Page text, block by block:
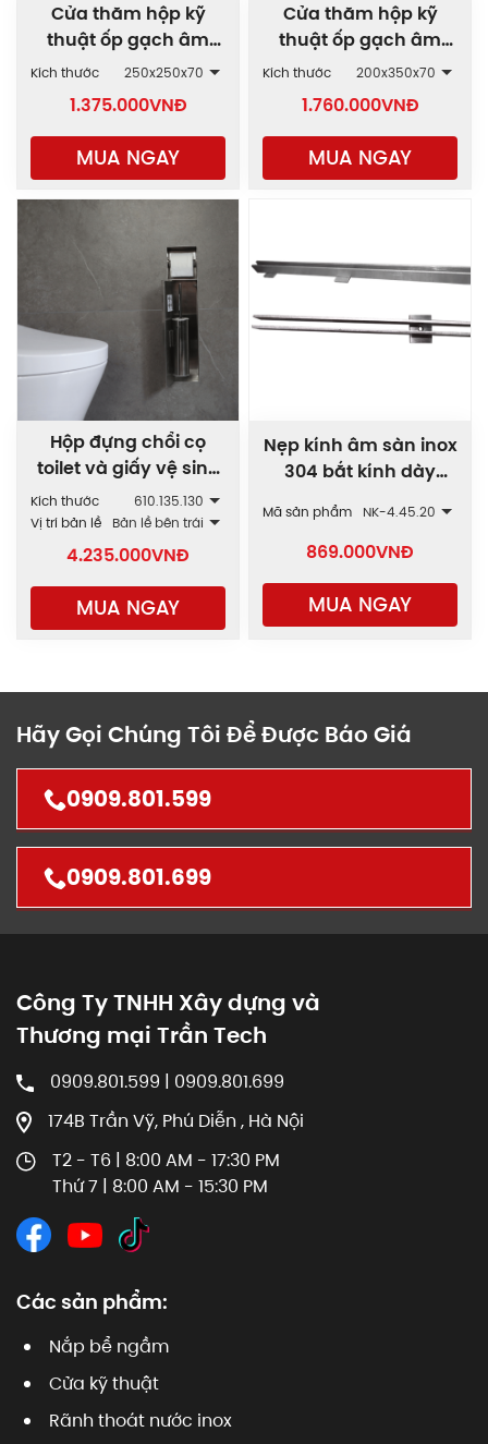
Cửa thăm hộp kỹ
thuật ốp gạch âm
tường 1 cánh AWD-1C
Kích thước 250x250x70
1.375.000VNĐ
MUA NGAY
Cửa thăm hộp kỹ
thuật ốp gạch âm
tường 2 cánh AWD-
2C
Kích thước 200x350x70
1.760.000VNĐ
MUA NGAY
Hộp đựng chổi cọ
toilet và giấy vệ sinh
âm tường inox
WND.610
Kích thước
610.135.130
Vị trí bản lề
Bản lề bên trái
4.235.000VNĐ
MUA NGAY
Nẹp kính âm sàn inox
304 bắt kính dày
Mã sản phẩm NK-4.45.20
869.000VNĐ
MUA NGAY
Hãy Gọi Chúng Tôi Để Được Báo Giá
0909.801.599
0909.801.699
Công Ty TNHH Xây dựng và
Thương mại Trần Tech
0909.801.599 | 0909.801.699
174B Trần Vỹ, Phú Diễn , Hà Nội
T2 - T6 | 8:00 AM - 17:30 PM
Thứ 7 | 8:00 AM - 15:30 PM
Các sản phẩm:
Nắp bể ngầm
Cửa kỹ thuật
Rãnh thoát nước inox